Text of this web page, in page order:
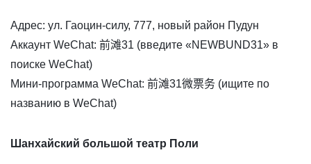
Адрес: ул. Гаоцин-силу, 777, новый район Пудун
Аккаунт WeChat: 前滩31 (введите «NEWBUND31» в
поиске WeChat)
Мини-программа WeChat: 前滩31微票务 (ищите по
названию в WeChat)
Шанхайский большой театр Поли